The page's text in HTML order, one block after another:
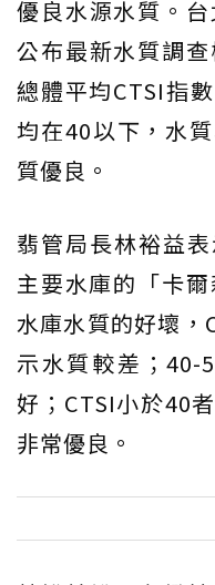
優良水源水質。
公布最新水質調
總體平均CTSI指
均在40以下，水
質優良。
翡管局長林裕益
主要水庫的「卡
水庫水質的好壞，
示水質較差；40-
好；CTSI小於40
非常優良。